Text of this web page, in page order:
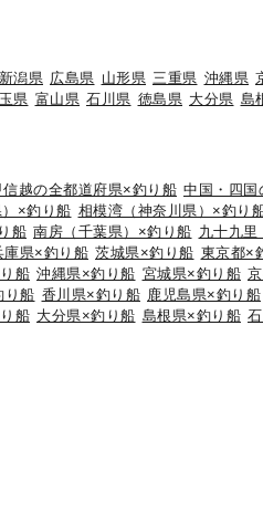
新潟県 広島県 山形県 三重県 沖縄県
県 富山県 石川県 徳島県 大分県 島
越の全都道府県×釣り船 中国・四国
×釣り船 相模湾（神奈川県）×釣り
船 南房（千葉県）×釣り船 九十九
庫県×釣り船 茨城県×釣り船 東京都×
船 沖縄県×釣り船 宮城県×釣り船
り船 香川県×釣り船 鹿児島県×釣り船
船 大分県×釣り船 島根県×釣り船